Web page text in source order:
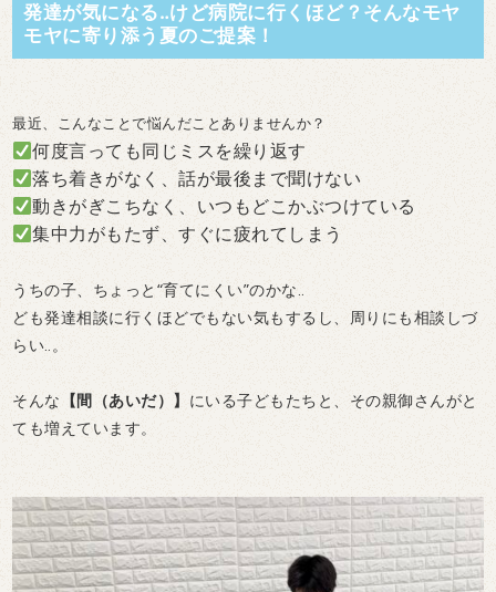
発達が気になる‥けど病院に行くほど？ そんなモヤ
モヤに寄り添う夏のご提案！
最近、こんなことで悩んだことありませんか？
何度言っても同じミスを繰り返す
落ち着きがなく、話が最後まで聞けない
動きがぎこちなく、いつもどこかぶつけている
集中力がもたず、すぐに疲れてしまう
うちの子、ちょっと“育てにくい”のかな‥
ども発達相談に行くほどでもない気もするし、周りにも相談しづ
らい‥。
そんな 【間（あいだ）】 にいる子どもたちと、その親御さんがと
ても増えています。